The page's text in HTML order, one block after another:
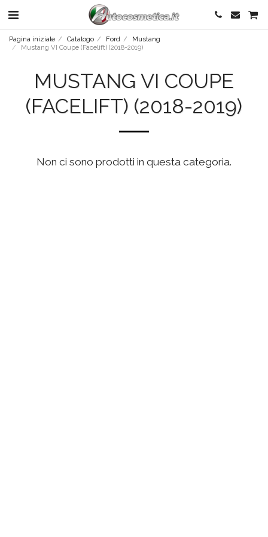
Pagina iniziale Catalogo Ford
Mustang
Mustang VI Coupe (Facelift) (2018-2019)
MUSTANG VI COUPE
(FACELIFT) (2018-2019)
Non ci sono prodotti in questa categoria.